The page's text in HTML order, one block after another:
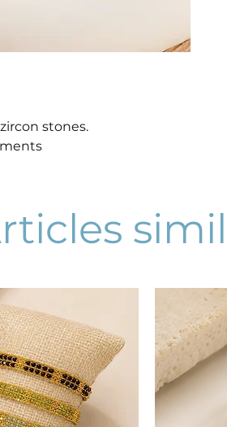
stones.